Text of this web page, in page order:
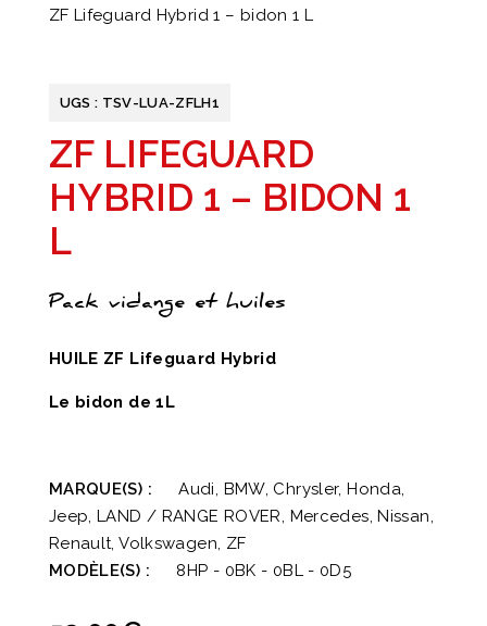
ZF Lifeguard Hybrid 1 – bidon 1 L
UGS : TSV-LUA-ZFLH1
ZF LIFEGUARD
HYBRID 1 – BIDON 1
L
Pack vidange et huiles
HUILE ZF Lifeguard Hybrid
Le bidon de 1L
MARQUE(S) :
Audi, BMW, Chrysler, Honda,
Jeep, LAND / RANGE ROVER, Mercedes, Nissan,
Renault, Volkswagen, ZF
MODÈLE(S) :
8HP - 0BK - 0BL - 0D5